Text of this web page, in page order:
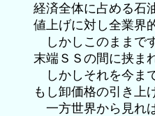
経済全体に占める石
値上げに対し全業界
しかしこのままで
末端ＳＳの間に挟ま
しかしそれを今ま
もし卸価格の引き上
一方世界から見れ